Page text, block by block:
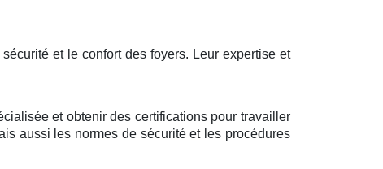
et le confort des foyers. Leur expertise et
et obtenir des certifications pour travailler
aussi les normes de sécurité et les procédures